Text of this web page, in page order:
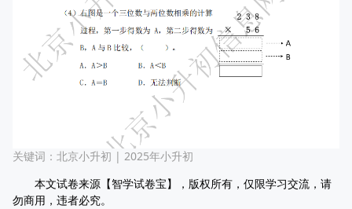
关键词： 北京小升初 | 2025年小升初
本文试卷来源【智学试卷宝】，版权所有，仅限学习交流，请
勿商用，违者必究。